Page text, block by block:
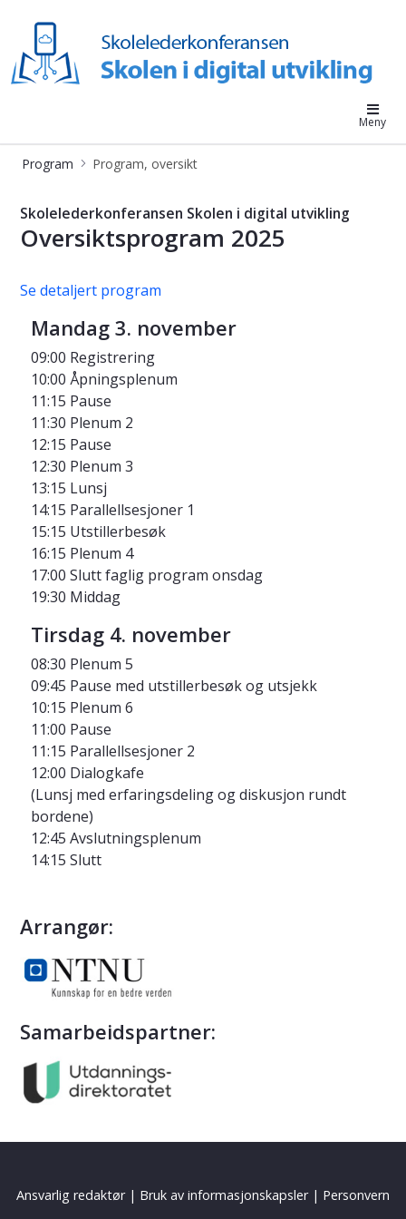
Skolen i digital utvikling
Meny
Program Program, oversikt
Skolelederkonferansen Skolen i digital utvikling
Oversiktsprogram 2025
Se detaljert program
Mandag 3. november
09:00 Registrering
10:00 Åpningsplenum
11:15 Pause
11:30 Plenum 2
12:15 Pause
12:30 Plenum 3
13:15 Lunsj
14:15 Parallellsesjoner 1
15:15 Utstillerbesøk
16:15 Plenum 4
17:00 Slutt faglig program onsdag
19:30 Middag
Tirsdag 4. november
08:30 Plenum 5
09:45 Pause med utstillerbesøk og utsjekk
10:15 Plenum 6
11:00 Pause
11:15 Parallellsesjoner 2
12:00 Dialogkafe
(Lunsj med erfaringsdeling og diskusjon rundt
bordene)
12:45 Avslutningsplenum
14:15 Slutt
Arrangør:
Samarbeidspartner:
Ansvarlig redaktør| Bruk av informasjonskapsler| Personvern